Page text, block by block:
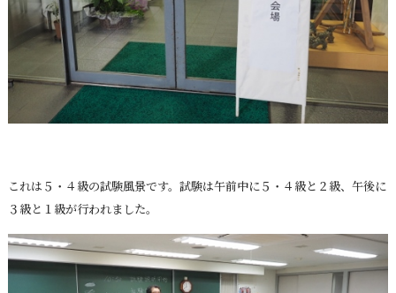
これは５・４級の試験風景です。試験は午前中に５・４級と２級、午後に
３級と１級が行われました。